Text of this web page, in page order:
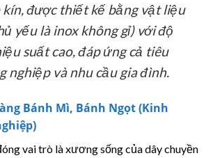
kín, được thiết kế bằng vật liệu
yếu là inox không gỉ) với độ
suất cao, đáp ứng cả tiêu
nghiệp và nhu cầu gia đình.
Bánh Mì, Bánh Ngọt (Kinh
vai trò là xương sống của dây chuyền